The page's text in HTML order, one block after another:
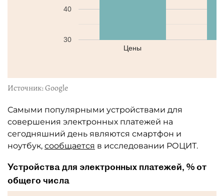
Цены
30
40
Источник: Google
Самыми популярными устройствами для
совершения электронных платежей на
сегодняшний день являются смартфон и
ноутбук, сообщается в исследовании РОЦИТ.
Устройства для электронных платежей, % от
общего числа